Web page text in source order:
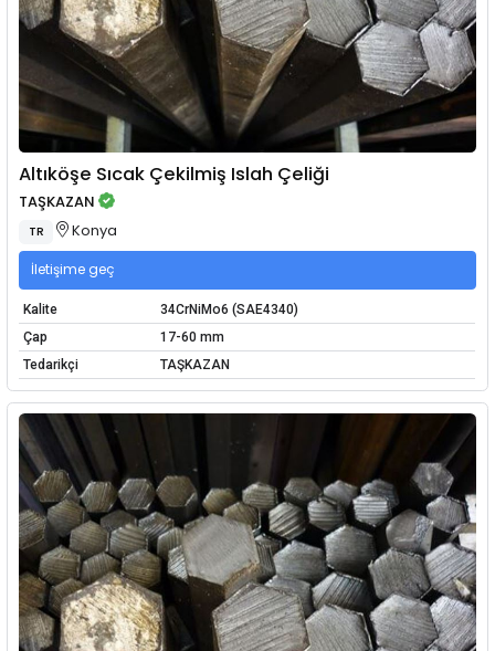
Altıköşe Sıcak Çekilmiş Islah Çeliği
TAŞKAZAN
TR Konya
İletişime geç
Kalite
34CrNiMo6 (SAE4340)
Çap
17-60 mm
Tedarikçi
TAŞKAZAN